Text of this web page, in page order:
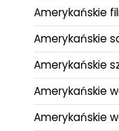
Amerykańskie
Amerykańskie
Amerykańskie
Amerykańskie
Amerykańskie